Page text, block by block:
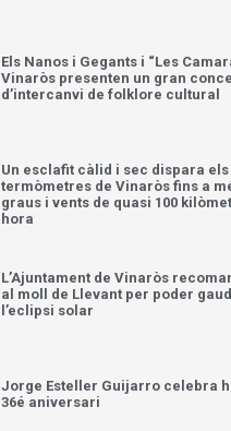
Els Nanos i Gegants i “Les
Vinaròs presenten un gran
Un esclafit càlid i sec dispara els
termòmetres de Vinaròs fins a
graus i vents de quasi 100
L’Ajuntament de Vinaròs
al moll de Llevant per poder
l’eclipsi solar
Jorge Esteller Guijarro celebra